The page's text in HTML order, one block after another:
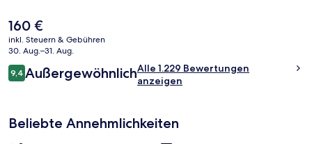
und eine Snackbar. Anderen Reisenden gefallen das hilfsbereite
Personal und das Frühstück sehr gut.
Der
aktuelle
Preis
160 €.
160 €
inkl. Steuern & Gebühren
30. Aug.–31. Aug.
Bewertungen
9,49,4 von 10.
AußergewöhnlichAlle 1.229 Bewertungen
anzeigen
Beliebte Annehmlichkeiten